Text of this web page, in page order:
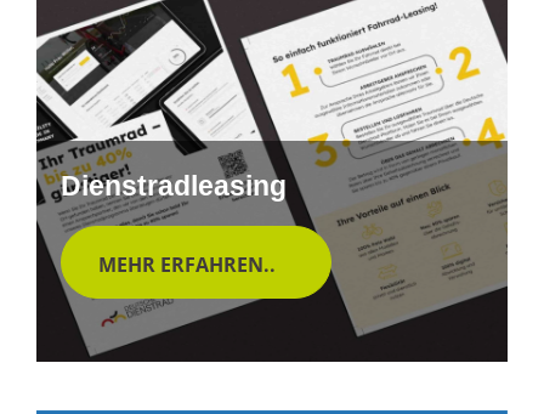
Dienstradleasing
MEHR ERFAHREN..